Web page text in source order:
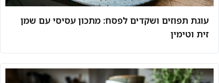
עוגת תפוזים ושקדים לפסח: מתכון עסיסי עם שמן
זית וטימין